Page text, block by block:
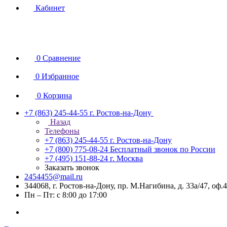
Кабинет
0 Сравнение
0 Избранное
0 Корзина
+7 (863) 245-44-55 г. Ростов-на-Дону
Назад
Телефоны
+7 (863) 245-44-55 г. Ростов-на-Дону
+7 (800) 775-08-24 Бесплатный звонок по России
+7 (495) 151-88-24 г. Москва
Заказать звонок
2454455@mail.ru
344068, г. Ростов-на-Дону, пр. М.Нагибина, д. 33а/47,
Пн – Пт: с 8:00 до 17:00